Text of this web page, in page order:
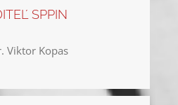
SPPIN
Viktor Kopas